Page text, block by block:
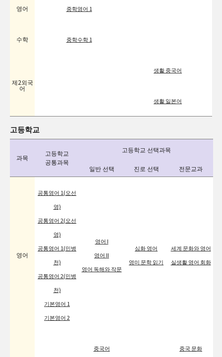
영어 중학영어 1
수학 중학수학 1
제2외국
어
생활 중국어
생활 일본어
고등학교
과목
고등학교
공통과목
고등학교 선택과목
일반 선택 진로 선택 전문교과
영어
공통영어 1(오선
영)
공통영어 2(오선
영)
공통영어 1(민병
천)
공통영어 2(민병
천)
기본영어 1
기본영어 2
영어 I
영어 II
영어 독해와 작문
심화 영어
영미 문학 읽기
세계 문화와 영어
실생활 영어 회화
중국어 중국 문화